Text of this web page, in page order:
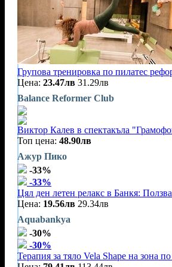
Групова тренировка по пилатес
Цена: 23.47лв 31.29лв
Balance Reformer Club
Виктор Калев в спектакъла
Топ цена: 48.90лв
Ажур Пико
-33%
-33%
Цял ден летен релакс в Банкя:
Цена: 19.56лв 29.34лв
Aquabankya
-30%
-30%
Терапия за тяло Vela Shape на зона